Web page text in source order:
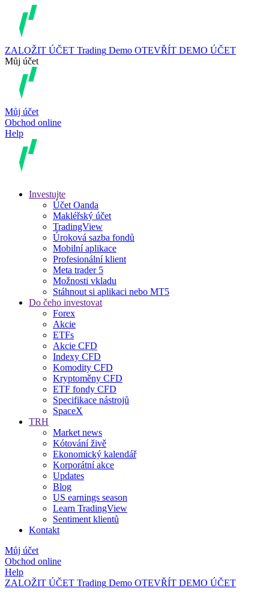
ZALOŽIT ÚČET Trading Demo OTEVŘÍT DEMO ÚČET
Můj účet
Můj účet
Obchod online
Help
Investujte
Účet Oanda
Makléřský účet
TradingView
Úroková sazba fondů
Mobilní aplikace
Profesionální klient
Meta trader 5
Možnosti vkladu
Stáhnout si aplikaci nebo MT5
Do čeho investovat
Forex
Akcie
ETFs
Akcie CFD
Indexy CFD
Komodity CFD
Kryptoměny CFD
ETF fondy CFD
Specifikace nástrojů
SpaceX
TRH
Market news
Kótování živě
Ekonomický kalendář
Korporátní akce
Updates
Blog
US earnings season
Learn TradingView
Sentiment klientů
Kontakt
Můj účet
Obchod online
Help
ZALOŽIT ÚČET Trading Demo OTEVŘÍT DEMO ÚČET